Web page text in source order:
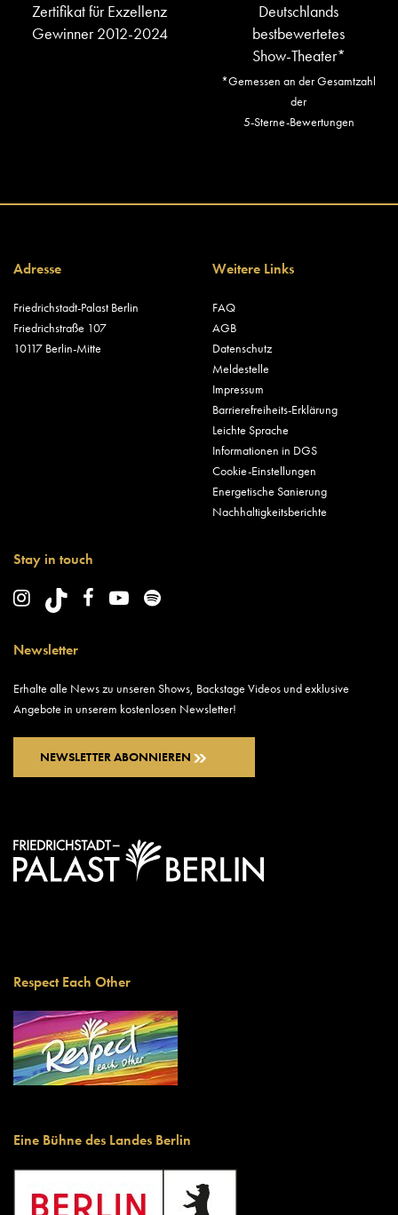
Zertifikat für Exzellenz
Gewinner 2012-2024
Deutschlands
bestbewertetes
Show-Theater*
*Gemessen an der Gesamtzahl
der
5-Sterne-Bewertungen
Adresse
Friedrichstadt-Palast Berlin
Friedrichstraße 107
10117 Berlin-Mitte
Weitere Links
FAQ
AGB
Datenschutz
Meldestelle
Impressum
Barrierefreiheits-Erklärung
Leichte Sprache
Informationen in DGS
Cookie-Einstellungen
Energetische Sanierung
Nachhaltigkeitsberichte
Stay in touch
Newsletter
Erhalte alle News zu unseren Shows, Backstage Videos und exklusive
Angebote in unserem kostenlosen Newsletter!
NEWSLETTER ABONNIEREN
Respect Each Other
Eine Bühne des Landes Berlin